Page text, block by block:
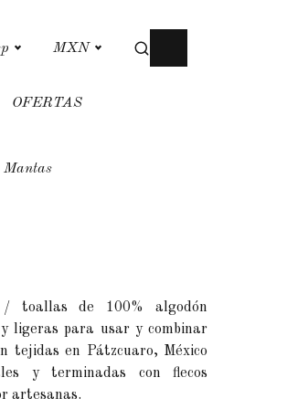
MXN
OFERTAS
Mantas
/ toallas de 100% algodón
y ligeras para usar y combinar
tejidas en Pátzcuaro, México
y terminadas con flecos
artesanas.